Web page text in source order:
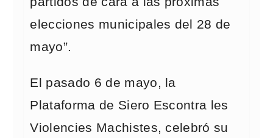
elecciones municipales del 28 de
mayo”.
El pasado 6 de mayo, la
Plataforma de Siero Escontra les
Violencies Machistes, celebró su